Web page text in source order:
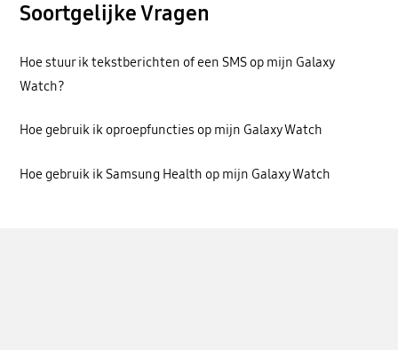
Soortgelijke Vragen
Hoe stuur ik tekstberichten of een SMS op mijn Galaxy
Watch?
Hoe gebruik ik oproepfuncties op mijn Galaxy Watch
Hoe gebruik ik Samsung Health op mijn Galaxy Watch